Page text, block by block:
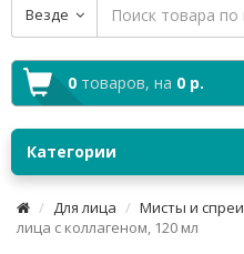
Везде
0 товаров, на 0 р.
Категории
Для лица Мисты и спреи
лица с коллагеном, 120 мл